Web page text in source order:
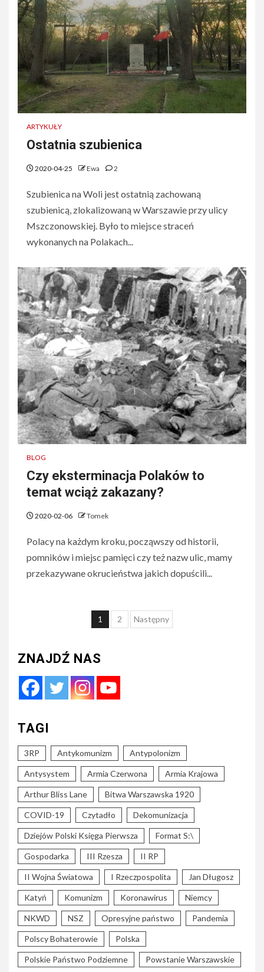
ARTYKUŁY
Ostatnia szubienica
2020-04-25 Ewa 2
Szubienica na Woli jest ostatnią zachowaną
szubienicą, zlokalizowaną w Warszawie przy ulicy
Mszczonowskiej. Było to miejsce straceń
wykonanych na Polakach...
BLOG
Czy eksterminacja Polaków to
temat wciąż zakazany?
2020-02-06 Tomek
Polacy na każdym kroku, począwszy od historii,
pomników i miejsc pamięci czy też nazw ulic, mamy
przekazywane okrucieństwa jakich dopuścili...
Nawigacja
wpisach
1 2 Następny
ZNAJDŹ NAS
TAGI
3RP Antykomunizm Antypolonizm
Antysystem Armia Czerwona Armia Krajowa
Arthur Bliss Lane Bitwa Warszawska 1920
COVID-19 Czytadło Dekomunizacja
Dziejów Polski Księga Pierwsza Format S:\
Gospodarka III Rzesza II RP
II Wojna Światowa I Rzeczpospolita Jan Długosz
Katyń Komunizm Koronawirus Niemcy
NKWD NSZ Opresyjne państwo Pandemia
Polscy Bohaterowie Polska
Polskie Państwo Podziemne Powstanie Warszawskie